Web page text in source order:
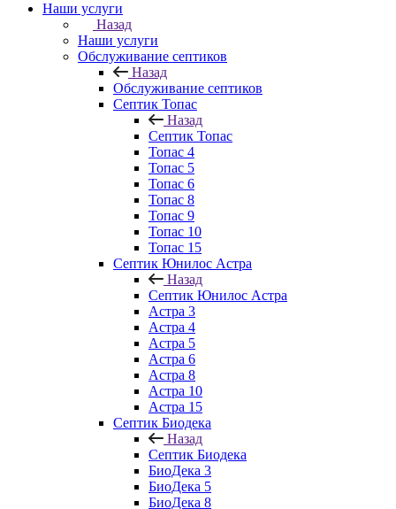
Наши услуги
Назад
Наши услуги
Обслуживание септиков
Назад
Обслуживание септиков
Септик Топас
Назад
Септик Топас
Топас 4
Топас 5
Топас 6
Топас 8
Топас 9
Топас 10
Топас 15
Септик Юнилос Астра
Назад
Септик Юнилос Астра
Астра 3
Астра 4
Астра 5
Астра 6
Астра 8
Астра 10
Астра 15
Септик Биодека
Назад
Септик Биодека
БиоДека 3
БиоДека 5
БиоДека 8